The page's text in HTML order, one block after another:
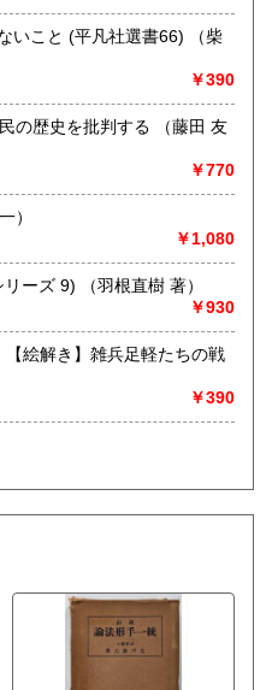
こと (平凡社選書66) （柴
￥390
を批判する （藤田 友
￥770
公一）
￥1,080
羽根直樹 (囲碁文庫 打碁鑑賞シリーズ 9) （羽根直樹 著）
￥930
【絵解き】雑兵足軽たちの戦
￥390